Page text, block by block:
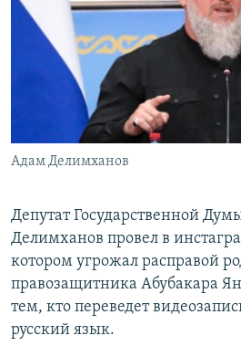
ПОДПИШИТЕСЬ НА РАССЫЛКУ
СОЦИАЛЬНЫЕ СЕТИ
Адам Делимханов
Депутат Государственной
Делимханов провел в
котором угрожал расправой
правозащитника Абубакара
тем, кто переведет
русский язык.